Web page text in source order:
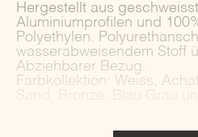
Hergestellt aus
Aluminiumprofilen und
Polyethylen.
wasserabweisendem Stoff
Abziehbarer Bezug.
Farbkollektion: Weiss,